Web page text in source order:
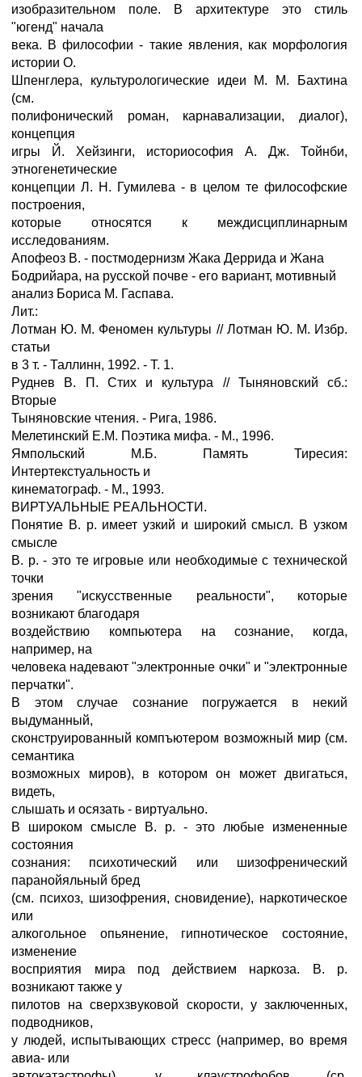
изобразительном поле. В архитектуре это стиль
"югенд" начала
века. В философии - такие явления, как морфология
истории О.
Шпенглера, культурологические идеи М. М. Бахтина
(см.
полифонический роман, карнавализации, диалог),
концепция
игры Й. Хейзинги, историософия А. Дж. Тойнби,
этногенетические
концепции Л. Н. Гумилева - в целом те философские
построения,
которые относятся к междисциплинарным
исследованиям.
Апофеоз В. - постмодернизм Жака Деррида и Жана
Бодрийара, на русской почве - его вариант, мотивный
анализ Бориса М. Гаспава.
Лит.:
Лотман Ю. М. Феномен культуры // Лотман Ю. М. Избр.
статьи
в 3 т. - Таллинн, 1992. - Т. 1.
Руднев В. П. Стих и культура // Тыняновский сб.:
Вторые
Тыняновские чтения. - Рига, 1986.
Мелетинский Е.М. Поэтика мифа. - М., 1996.
Ямпольский М.Б. Память Тиресия:
Интертекстуальность и
кинематограф. - М., 1993.
ВИРТУАЛЬНЫЕ РЕАЛЬНОСТИ.
Понятие В. р. имеет узкий и широкий смысл. В узком
смысле
В. р. - это те игровые или необходимые с технической
точки
зрения "искусственные реальности", которые
возникают благодаря
воздействию компьютера на сознание, когда,
например, на
человека надевают "электронные очки" и "электронные
перчатки".
В этом случае сознание погружается в некий
выдуманный,
сконструированный компъютером возможный мир (см.
семантика
возможных миров), в котором он может двигаться,
видеть,
слышать и осязать - виртуально.
В широком смысле В. р. - это любые измененные
состояния
сознания: психотический или шизофренический
паранойяльный бред
(см. психоз, шизофрения, сновидение), наркотическое
или
алкогольное опьянение, гипнотическое состояние,
изменение
восприятия мира под действием наркоза. В. р.
возникают также у
пилотов на сверхзвуковой скорости, у заключенных,
подводников,
у людей, испытывающих стресс (например, во время
авиа- или